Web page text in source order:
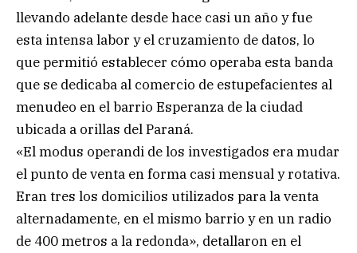
llevando adelante desde hace casi un año y fue
esta intensa labor y el cruzamiento de datos, lo
que permitió establecer cómo operaba esta banda
que se dedicaba al comercio de estupefacientes al
menudeo en el barrio Esperanza de la ciudad
ubicada a orillas del Paraná.
«El modus operandi de los investigados era mudar
el punto de venta en forma casi mensual y rotativa.
Eran tres los domicilios utilizados para la venta
alternadamente, en el mismo barrio y en un radio
de 400 metros a la redonda», detallaron en el